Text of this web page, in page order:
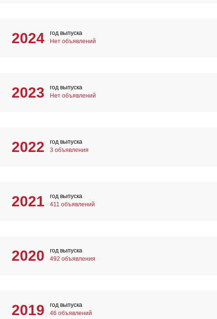
2024
год выпуска
Нет объявлений
2023
год выпуска
Нет объявлений
2022
год выпуска
3 объявления
2021
год выпуска
411 объявлений
2020
год выпуска
492 объявления
2019
год выпуска
46 объявлений